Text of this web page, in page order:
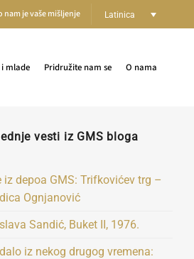
nam je vaše mišljenje Latinica
i mlade Pridružite nam se O nama
vesti iz GMS bloga
iz depoa GMS: Trifkovićev trg –
Ognjanović
Sandić, Buket II, 1976.
iz nekog drugog vremena: